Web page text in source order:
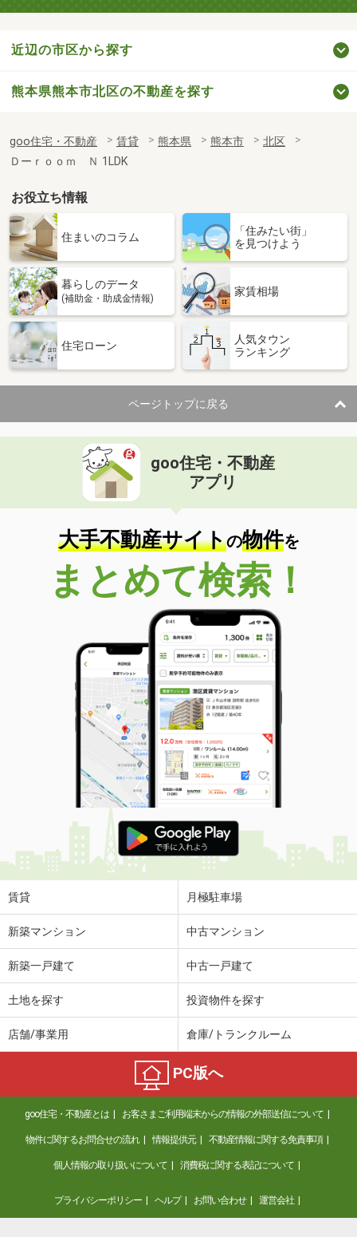
近辺の市区から探す
熊本県熊本市北区の不動産を探す
goo住宅・不動産 賃貸 熊本県 熊本市
北区
Ｄーｒｏｏｍ Ｎ 1LDK
お役立ち情報
住まいのコラム
「住みたい街」
を見つけよう
暮らしのデータ
(補助金・助成金情報)
家賃相場
住宅ローン
人気タウン
ランキング
ページトップに戻る
goo住宅・不動産
アプリ
大手不動産サイトの物件を
まとめて検索！
賃貸 月極駐車場
新築マンション 中古マンション
新築一戸建て 中古一戸建て
土地を探す 投資物件を探す
店舗/事業用 倉庫/トランクルーム
PC版へ
goo住宅・不動産とは お客さまご利用端末からの情報の外部送信について
物件に関するお問合せの流れ 情報提供元 不動産情報に関する免責事項
個人情報の取り扱いについて 消費税に関する表記について
プライバシーポリシー ヘルプ お問い合わせ 運営会社